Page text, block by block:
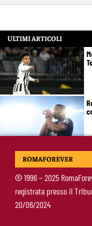
ULTIMI ARTICOLI
ROMAFOREVER
©1996 – 2025
registrata presso il
20/06/2024